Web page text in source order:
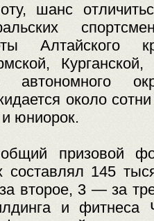
шанс
Алтайского
автономного
около
юниорок.
призовой
составлял 145
второе, 3 — за
и фитнеса